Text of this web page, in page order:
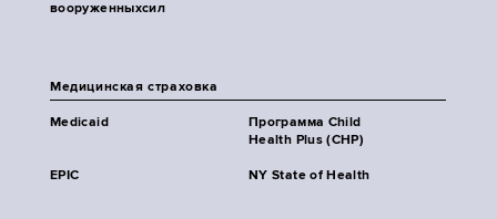
вооруженныхсил
Медицинская страховка
Medicaid
Программа Child
Health Plus (CHP)
EPIC NY State of Health